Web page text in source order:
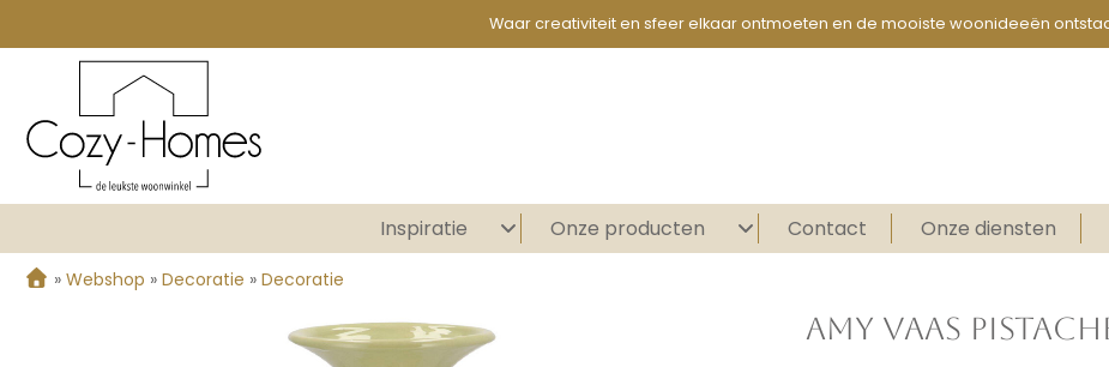
Waar creativiteit en sfeer elkaar ontmoeten en de mooiste woonideeën
Inspiratie Onze producten Contact Onze diensten
» Webshop » Decoratie » Decoratie
AMY VAAS